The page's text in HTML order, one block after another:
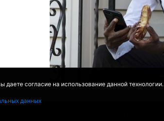
согласие на использование данной технологии.
данных